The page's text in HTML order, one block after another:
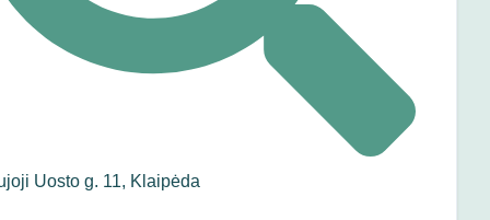
Uosto g. 11, Klaipėda